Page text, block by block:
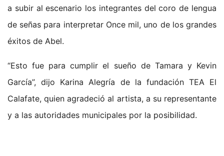
a subir al escenario los integrantes del coro de lengua
de señas para interpretar Once mil, uno de los grandes
éxitos de Abel.
“Esto fue para cumplir el sueño de Tamara y Kevin
García”, dijo Karina Alegría de la fundación TEA El
Calafate, quien agradeció al artista, a su representante
y a las autoridades municipales por la posibilidad.